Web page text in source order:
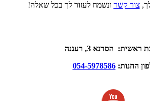
צור קשר ונשמח לעזור לך בכל שאלה!
ראשית: הסדנא 3, רעננה
החנות:054-5978586